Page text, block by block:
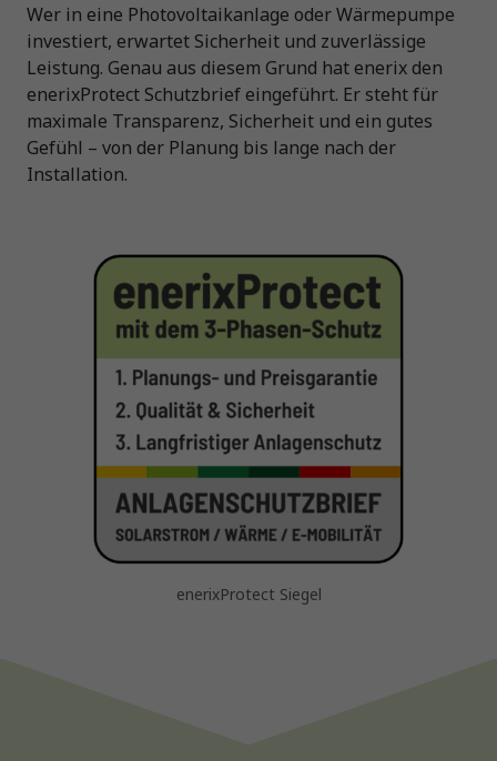
Wer in eine Photovoltaikanlage oder Wärmepumpe
investiert, erwartet Sicherheit und zuverlässige
Leistung. Genau aus diesem Grund hat enerix den
enerixProtect Schutzbrief eingeführt. Er steht für
maximale Transparenz, Sicherheit und ein gutes
Gefühl – von der Planung bis lange nach der
Installation.
enerixProtect Siegel